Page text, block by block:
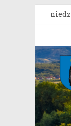
Przejdź
Portal